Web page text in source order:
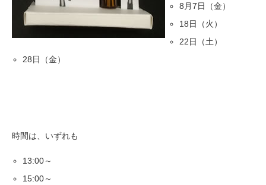
8月7日（金）
18日（火）
22日（土）
28日（金）
時間は、いずれも
13:00～
15:00～